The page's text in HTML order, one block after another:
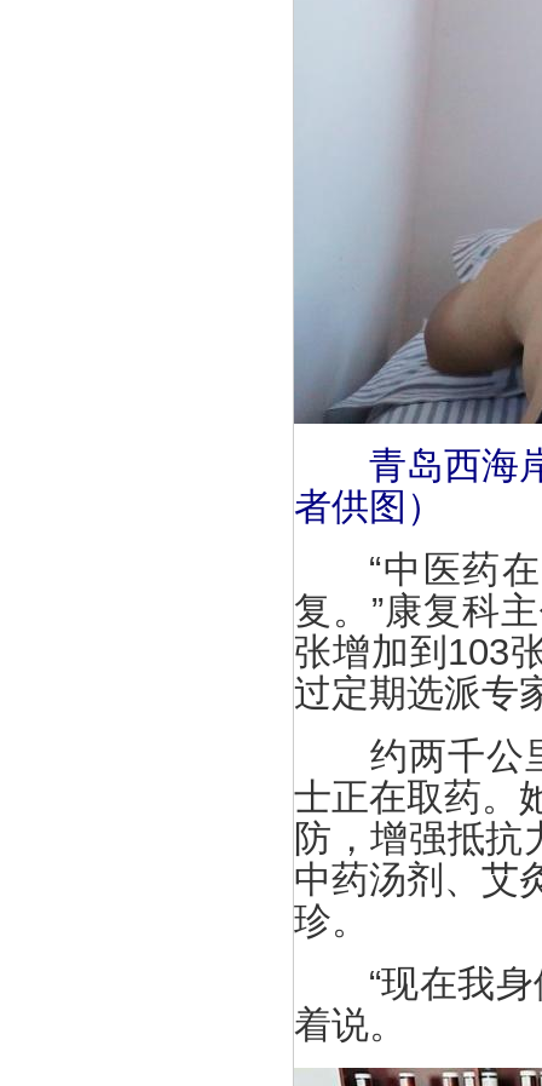
青岛西海
者供图）
“中医药在
复。”康复科
张增加到103
过定期选派专
约两千公里
士正在取药。
防，增强抵抗
中药汤剂、艾
珍。
“现在我身
着说。